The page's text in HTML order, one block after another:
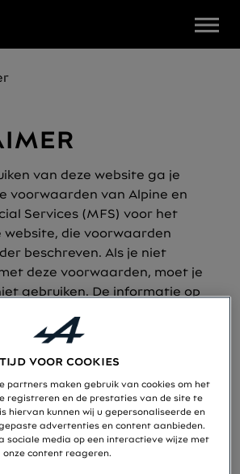
van deze website ga je
voorwaarden van Alpine en
Services (MFS) voor het
website, die voorwaarden
beschreven. Als je niet
deze voorwaarden, moet je
gebruiken. De informatie op
MFS garandeert echter niet
schrijffouten en virussen en
computerprogrammatuur,
website foutloos en zonder
functioneert. MFS is niet
schade en kosten, van welke
TIJD VOOR COOKIES
partners maken gebruik van cookies om het
registreren en de prestaties van de site te
hiervan kunnen wij u gepersonaliseerde en
advertenties en content aanbieden.
sociale media op een interactieve wijze met
onze content reageren.